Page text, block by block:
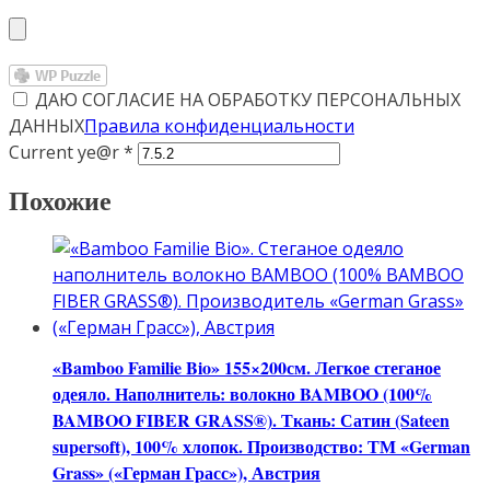
ДАЮ СОГЛАСИЕ НА ОБРАБОТКУ ПЕРСОНАЛЬНЫХ
ДАННЫХПравила конфиденциальности
Current ye@r*
Похожие
«Bamboo Familie Bio» 155×200см. Легкое стеганое
одеяло. Наполнитель: волокно BAMBOO (100%
BAMBOO FIBER GRASS®). Ткань: Сатин (Sateen
supersoft), 100% хлопок. Производство: ТМ «German
Grass» («Герман Грасс»), Австрия